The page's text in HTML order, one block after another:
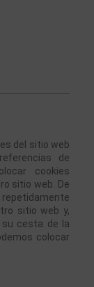
del sitio web
de
cookies
sitio web. De
sitio web y,
su cesta de la
colocar